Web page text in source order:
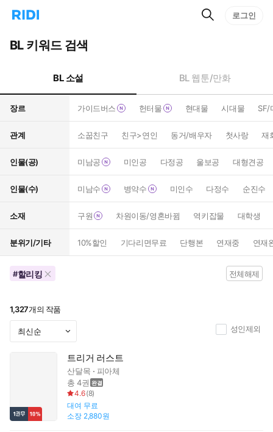
리
으
턴
트
검
로그인
BL 키워드 검색
BL 소설 BL 웹툰/만화
장르 가이드버스 헌터물 현대물 시대물 SF/
관계 소꿉친구 친구>연인 동거/배우자 첫사랑 재
인물(공) 미남공 미인공 다정공 울보공 대형견공
인물(수) 미남수 병약수 미인수 다정수 순진수
소재 구원 차원이동/영혼바뀜 역키잡물 대학생
분위기/기타 10%할인 기다리면무료 단행본 연재중 연재
#할리킹 전체해제
1,327개의 작품
성인제외
트리거 러스트
산달목
피아체
총 4권
4.6(8)
대여 무료
소장 2,880원